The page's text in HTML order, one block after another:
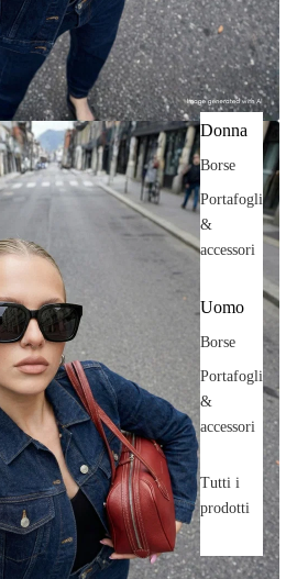
Donna
Borse
Portafogli
&
accessori
Uomo
Borse
Portafogli
&
accessori
Tutti i
prodotti